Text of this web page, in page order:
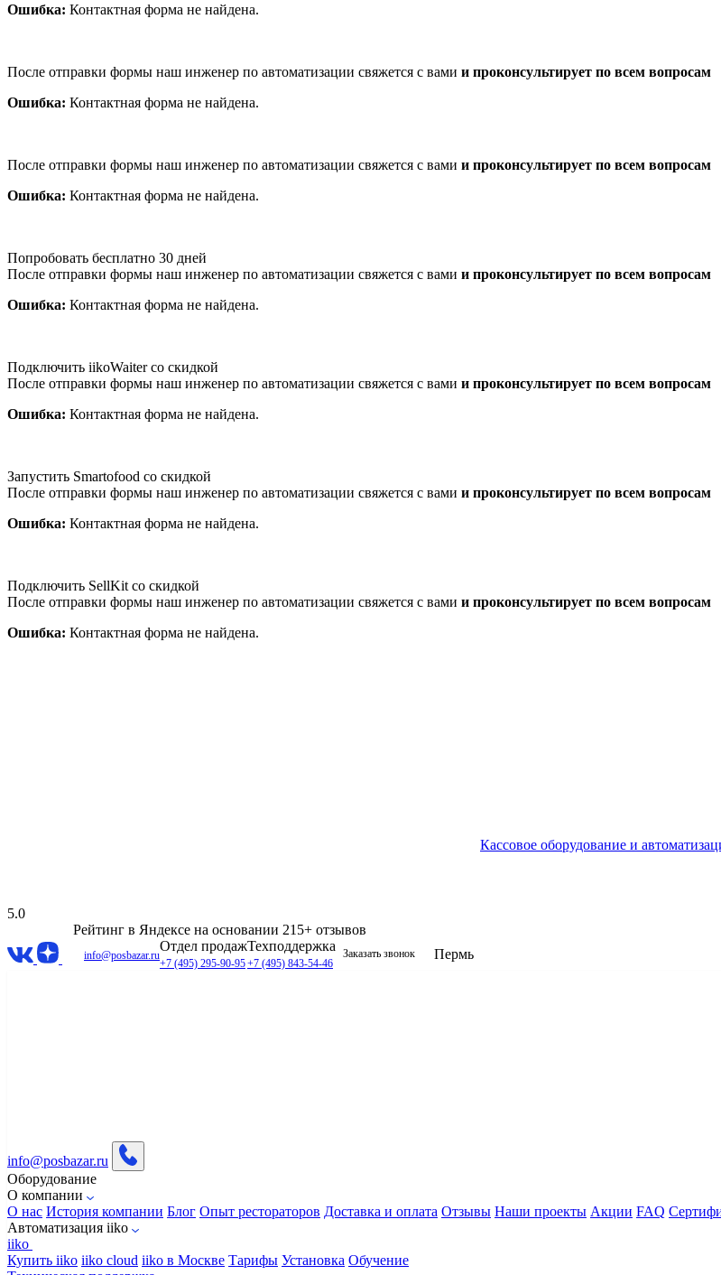
Ошибка: Контактная форма не найдена.
После отправки формы наш инженер по автоматизации свяжется с вами и проконсультирует по всем вопросам
Ошибка: Контактная форма не найдена.
После отправки формы наш инженер по автоматизации свяжется с вами и проконсультирует по всем вопросам
Ошибка: Контактная форма не найдена.
Попробовать бесплатно 30 дней
После отправки формы наш инженер по автоматизации свяжется с вами и проконсультирует по всем вопросам
Ошибка: Контактная форма не найдена.
Подключить iikoWaiter со скидкой
После отправки формы наш инженер по автоматизации свяжется с вами и проконсультирует по всем вопросам
Ошибка: Контактная форма не найдена.
Запустить Smartofood со скидкой
После отправки формы наш инженер по автоматизации свяжется с вами и проконсультирует по всем вопросам
Ошибка: Контактная форма не найдена.
Подключить SellKit со скидкой
После отправки формы наш инженер по автоматизации свяжется с вами и проконсультирует по всем вопросам
Ошибка: Контактная форма не найдена.
Кассовое оборудование и
5.0
Рейтинг в Яндексе на основании 215+ отзывов
info@posbazar.ru
Отдел продаж
+7 (495) 295-90-95
Техподдержка
+7 (495) 843-54-46
Заказать звонок Пермь
info@posbazar.ru
Оборудование
О компании
О нас История компании Блог Опыт рестораторов Доставка и оплата Отзывы Наши проекты Акции FAQ
Автоматизация iiko
iiko
Купить iiko iiko cloud iiko в Москве Тарифы Установка Обучение